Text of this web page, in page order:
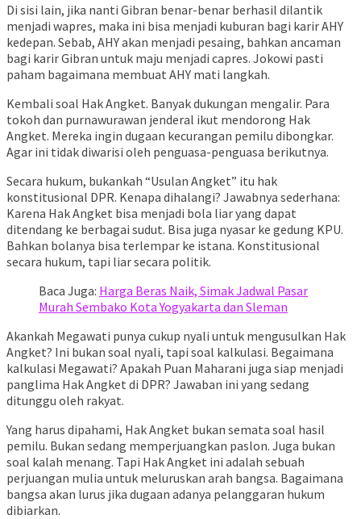
Di sisi lain, jika nanti Gibran benar-benar berhasil dilantik
menjadi wapres, maka ini bisa menjadi kuburan bagi karir AHY
kedepan. Sebab, AHY akan menjadi pesaing, bahkan ancaman
bagi karir Gibran untuk maju menjadi capres. Jokowi pasti
paham bagaimana membuat AHY mati langkah.
Kembali soal Hak Angket. Banyak dukungan mengalir. Para
tokoh dan purnawurawan jenderal ikut mendorong Hak
Angket. Mereka ingin dugaan kecurangan pemilu dibongkar.
Agar ini tidak diwarisi oleh penguasa-penguasa berikutnya.
Secara hukum, bukankah “Usulan Angket” itu hak
konstitusional DPR. Kenapa dihalangi? Jawabnya sederhana:
Karena Hak Angket bisa menjadi bola liar yang dapat
ditendang ke berbagai sudut. Bisa juga nyasar ke gedung KPU.
Bahkan bolanya bisa terlempar ke istana. Konstitusional
secara hukum, tapi liar secara politik.
Baca Juga: Harga Beras Naik, Simak Jadwal Pasar
Murah Sembako Kota Yogyakarta dan Sleman
Akankah Megawati punya cukup nyali untuk mengusulkan Hak
Angket? Ini bukan soal nyali, tapi soal kalkulasi. Begaimana
kalkulasi Megawati? Apakah Puan Maharani juga siap menjadi
panglima Hak Angket di DPR? Jawaban ini yang sedang
ditunggu oleh rakyat.
Yang harus dipahami, Hak Angket bukan semata soal hasil
pemilu. Bukan sedang memperjuangkan paslon. Juga bukan
soal kalah menang. Tapi Hak Angket ini adalah sebuah
perjuangan mulia untuk meluruskan arah bangsa. Bagaimana
bangsa akan lurus jika dugaan adanya pelanggaran hukum
dibiarkan.